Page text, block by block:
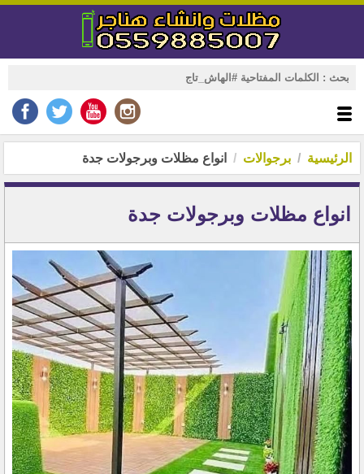
الرئيسية برجوالات انواع مظلات وبرجولات جدة
انواع مظلات وبرجولات جدة